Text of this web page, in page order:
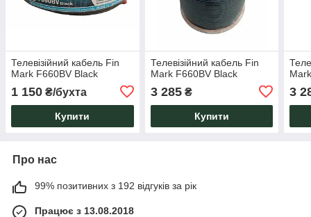
Телевізійний кабель Fin
Mark F660BV Black
1 150 ₴/бухта
Купити
Телевізійний кабель Fin
Mark F660BV Black
3 285₴
Купити
3
Про нас
99% позитивних з 192 відгуків за рік
Працює з 13.08.2018